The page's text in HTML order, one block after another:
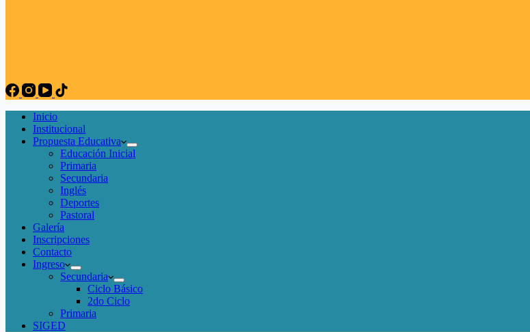
Inicio
Institucional
Propuesta Educativa
Educación Inicial
Primaria
Secundaria
Inglés
Deportes
Pastoral
Galería
Inscripciones
Contacto
Ingreso
Secundaria
Ciclo Básico
2do Ciclo
Primaria
SIGED